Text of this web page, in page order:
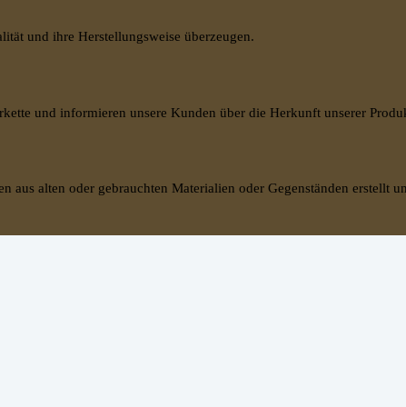
und ihre Herstellungsweise überzeugen.
und informieren unsere Kunden über die Herkunft unserer
aus alten oder gebrauchten Materialien oder Gegenständen erstellt